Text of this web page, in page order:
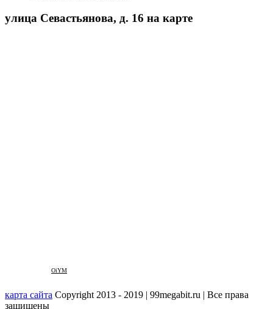
улица Севастьянова, д. 16 на карте
OiYM
карта сайта Copyright 2013 - 2019 | 99megabit.ru | Все права
защищены